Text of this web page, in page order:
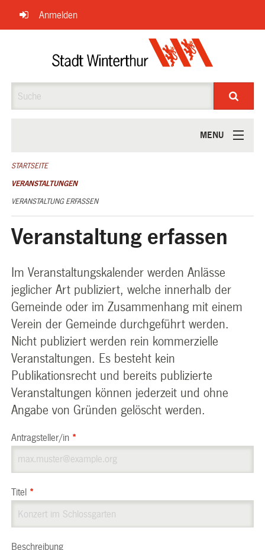
Navigation
überspringen
Anmelden
MENU
ÜBER UNS
STARTSEITE
VERANSTALTUNGEN
VERANSTALTUNG ERFASSEN
Veranstaltung erfassen
Im Veranstaltungskalender werden Anlässe
jeglicher Art publiziert, welche innerhalb der
Gemeinde oder im Zusammenhang mit einem
Verein der Gemeinde durchgeführt werden.
Nicht publiziert werden rein kommerzielle
Veranstaltungen. Es besteht kein
Publikationsrecht und bereits publizierte
Veranstaltungen können jederzeit und ohne
Angabe von Gründen gelöscht werden.
Antragsteller/in *
Titel *
Beschreibung